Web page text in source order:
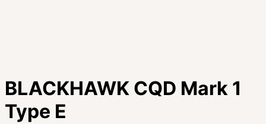
BLACKHAWK CQD Mark 1
Type E